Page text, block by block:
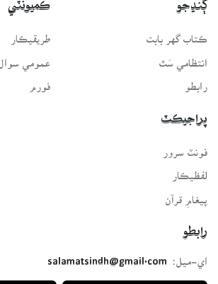
ڳنڍجو
ڪتاب گهر بابت
انتظامي سَٿ
رابطو
ڪميونٽي
طريقيڪار
عمومي سوال
فورم
پراجيڪٽ
لفظيڪار
پيغامِ قرآن
رابطو
اي-ميل:
salamatsindh@gmail.com